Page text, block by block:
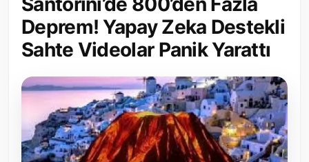
Yerel Yönetimler
Mülki İdare
Toplum ve Yaşam
Sivil Toplum Kuruluşları
Kamu Kurumları ve Üst Kurullar
Deprem! Yapay Zeka Destekli
Sahte Videolar Panik Yarattı